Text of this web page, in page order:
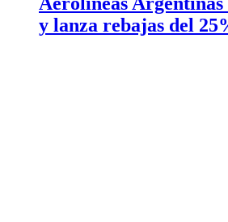
y lanza rebajas del